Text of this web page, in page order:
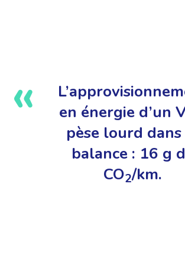
en énergie d’un
pèse lourd
balance : 16 g
CO2/km.